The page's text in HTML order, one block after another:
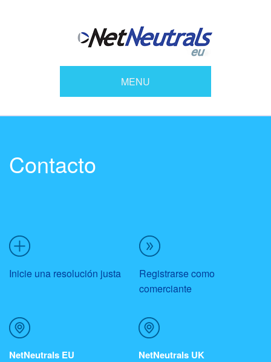
MENU
Contacto
Inicie una resolución justa
Registrarse como
comerciante
NetNeutrals EU NetNeutrals UK